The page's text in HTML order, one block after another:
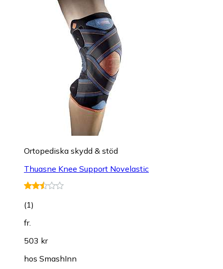
Ortopediska skydd & stöd
Thuasne Knee Support Novelastic
(1)
fr.
503 kr
hos SmashInn